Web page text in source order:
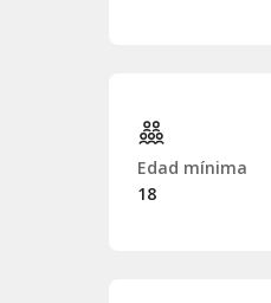
Edad mínima
18